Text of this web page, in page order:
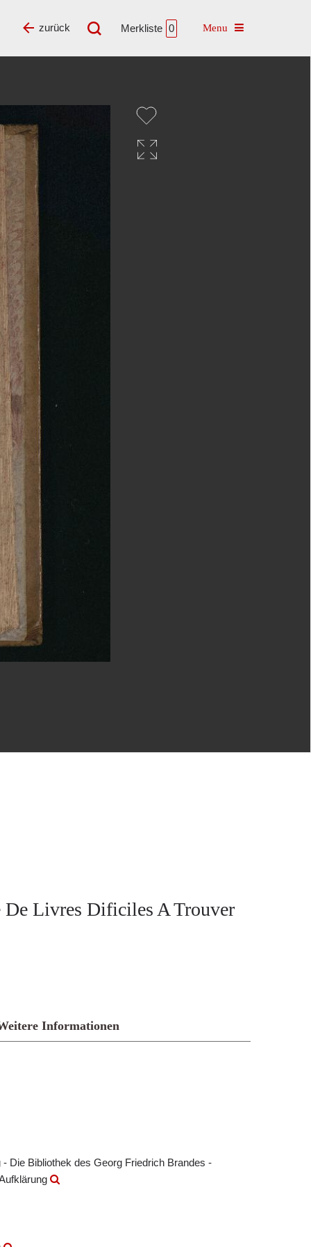
Merkliste 0 Toggle navigation
zurück
Livres Dificiles A Trouver
Informationen
Die Bibliothek des Georg Friedrich Brandes -